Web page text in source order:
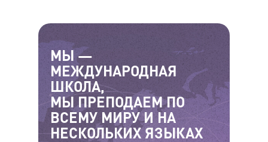
МЫ —
МЕЖДУНАРОДНАЯ
ШКОЛА,
МЫ ПРЕПОДАЕМ ПО
ВСЕМУ МИРУ И НА
НЕСКОЛЬКИХ ЯЗЫКАХ